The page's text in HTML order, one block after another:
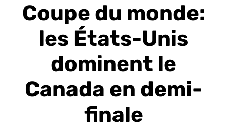
Coupe du monde:
les États-Unis
dominent le
Canada en demi-
finale